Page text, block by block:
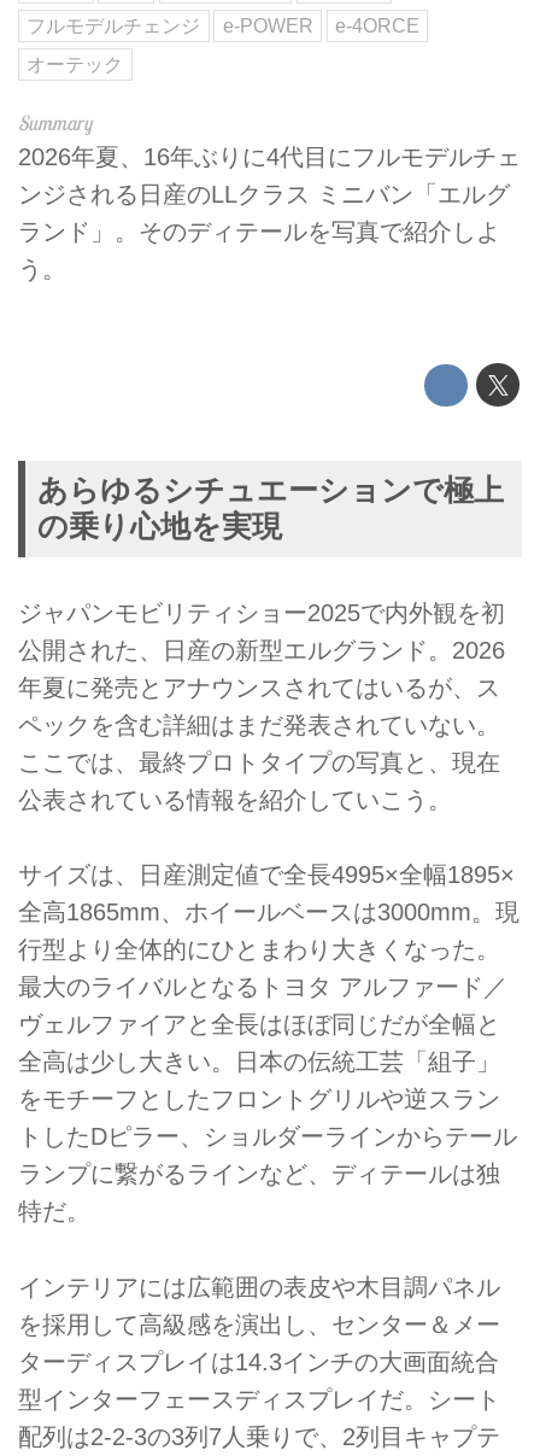
フルモデルチェンジ
e-POWER
e-4ORCE
オーテック
2026年夏、16年ぶりに4代目にフルモデルチェ
ンジされる日産のLLクラス ミニバン「エルグ
ランド」。そのディテールを写真で紹介しよ
う。
あらゆるシチュエーションで極上
の乗り心地を実現
ジャパンモビリティショー2025で内外観を初
公開された、日産の新型エルグランド。2026
年夏に発売とアナウンスされてはいるが、ス
ペックを含む詳細はまだ発表されていない。
ここでは、最終プロトタイプの写真と、現在
公表されている情報を紹介していこう。
サイズは、日産測定値で全長4995×全幅1895×
全高1865mm、ホイールベースは3000mm。現
行型より全体的にひとまわり大きくなった。
最大のライバルとなるトヨタ アルファード／
ヴェルファイアと全長はほぼ同じだが全幅と
全高は少し大きい。日本の伝統工芸「組子」
をモチーフとしたフロントグリルや逆スラン
トしたDピラー、ショルダーラインからテール
ランプに繋がるラインなど、ディテールは独
特だ。
インテリアには広範囲の表皮や木目調パネル
を採用して高級感を演出し、センター＆メー
ターディスプレイは14.3インチの大画面統合
型インターフェースディスプレイだ。シート
配列は2-2-3の3列7人乗りで、2列目キャプテ